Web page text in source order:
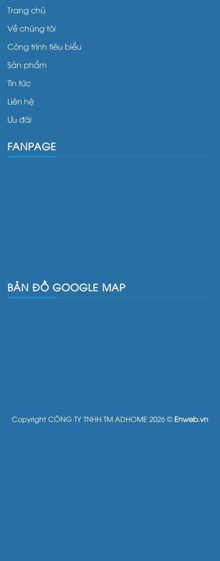
Trang chủ
Về chúng tôi
Công trình tiêu biểu
Sản phẩm
Tin tức
Liên hệ
Ưu đãi
FANPAGE
BẢN ĐỒ GOOGLE MAP
Copyright CÔNG TY TNHH TM ADHOME 2026 © Enweb.vn